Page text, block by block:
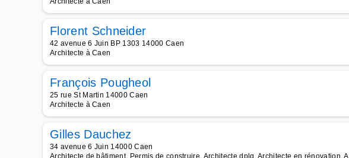
Florent Schneider
42 avenue 6 Juin BP 1303 14000 Caen
Architecte à Caen
François Pougheol
25 rue St Martin 14000 Caen
Architecte à Caen
Gilles Dauchez
34 avenue 6 Juin 14000 Caen
Architecte de bâtiment, Permis de construire, Architecte dplg, Architecte en rénovation, A